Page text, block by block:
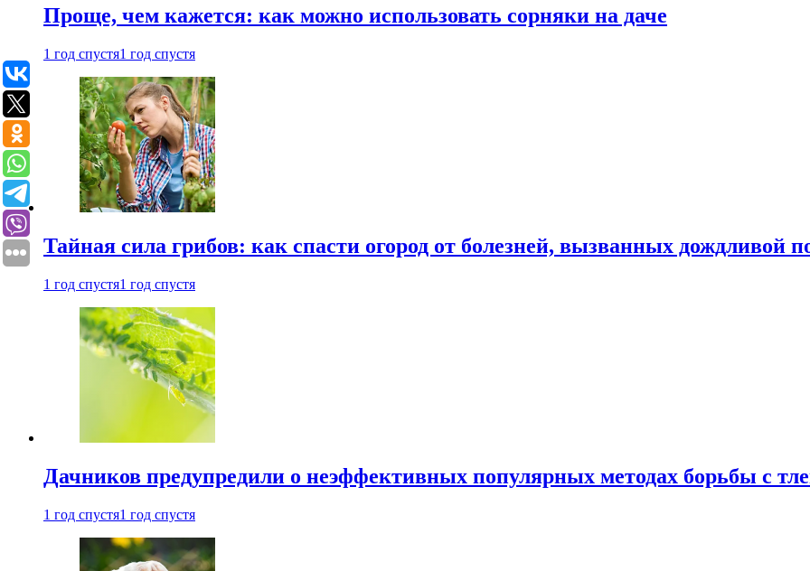
Проще, чем кажется: как можно использовать сорняки на даче
1 год спустя1 год спустя
Тайная сила грибов: как спасти огород от болезней, вызванных дождливой
1 год спустя1 год спустя
Дачников предупредили о неэффективных популярных методах борьбы с
1 год спустя1 год спустя